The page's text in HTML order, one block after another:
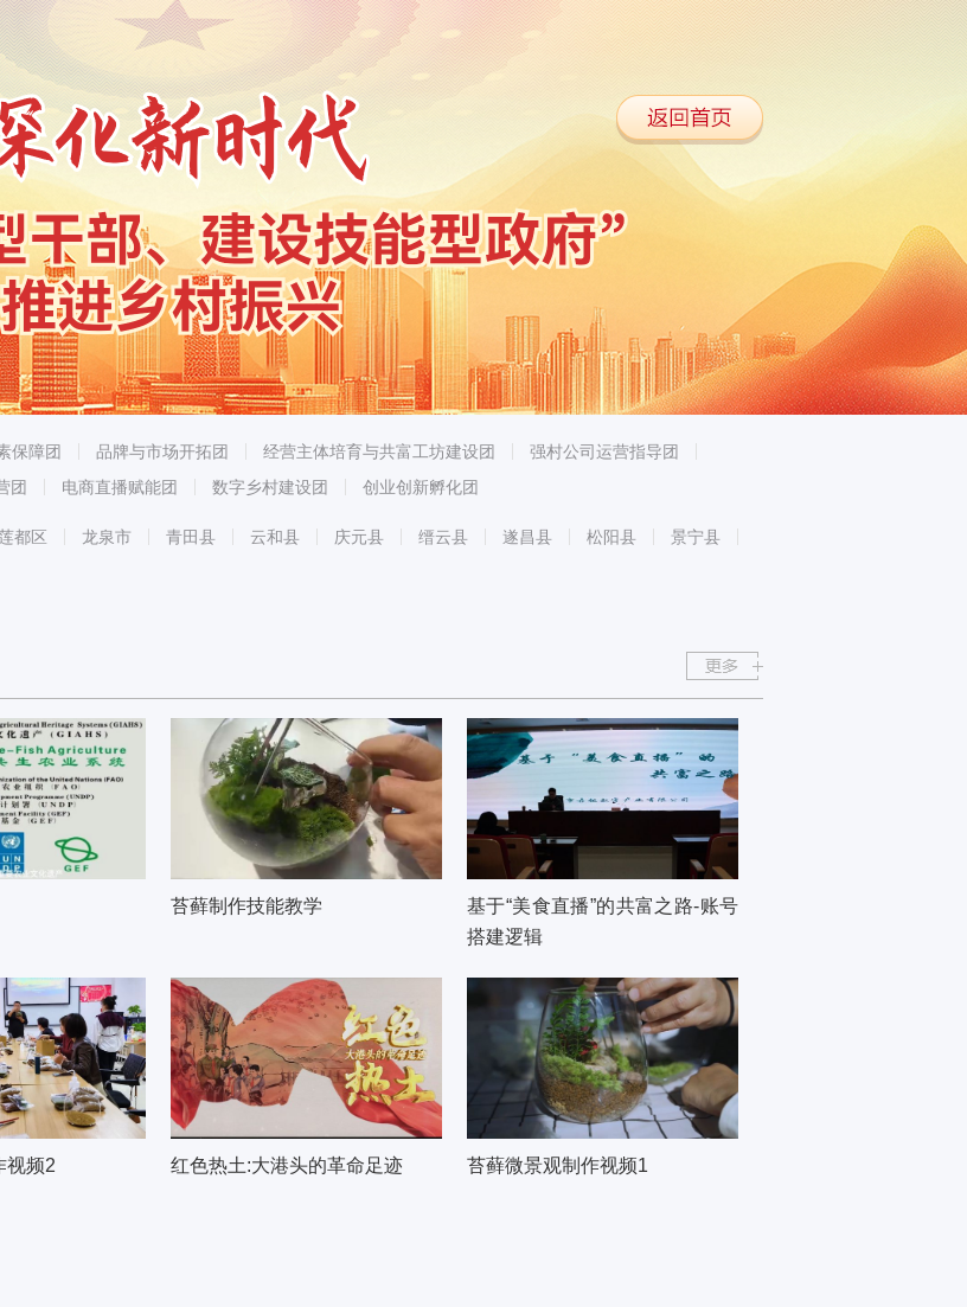
保障团 品牌与市场开拓团 经营主体培育与共富工坊建设团
强村公司运营指导团
团 电商直播赋能团 数字乡村建设团 创业创新孵化团
都区 龙泉市 青田县 云和县 庆元县 缙云县 遂昌县 松阳县
景宁县
苔藓制作技能教学
基于“美食直播”的共富之路-账号
搭建逻辑
视频2 红色热土:大港头的革命足迹 苔藓微景观制作视频1